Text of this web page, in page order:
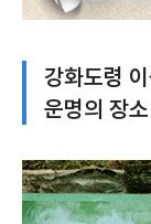
강화도령
운명의 장소